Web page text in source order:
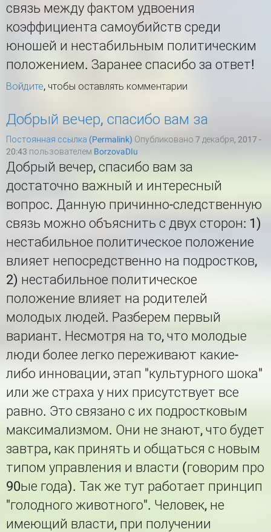
связь между фактом удвоения
коэффициента самоубийств среди
юношей и нестабильным политическим
положением. Заранее спасибо за ответ!
Войдите, чтобы оставлять комментарии
Добрый вечер, спасибо вам за
Постоянная ссылка (Permalink) Опубликовано 7 декабря, 2017 -
20:43 пользователем BorzovaDIu
Добрый вечер, спасибо вам за
достаточно важный и интересный
вопрос. Данную причинно-следственную
связь можно объяснить с двух сторон: 1)
нестабильное политическое положение
влияет непосредственно на подростков,
2) нестабильное политическое
положение влияет на родителей
молодых людей. Разберем первый
вариант. Несмотря на то, что молодые
люди более легко переживают какие-
либо инновации, этап "культурного шока"
или же страха у них присутствует все
равно. Это связано с их подростковым
максимализмом. Они не знают, что будет
завтра, как принять и общаться с новым
типом управления и власти (говорим про
90ые года). Так же тут работает принцип
"голодного животного". Человек, не
имеющий власти, при получении